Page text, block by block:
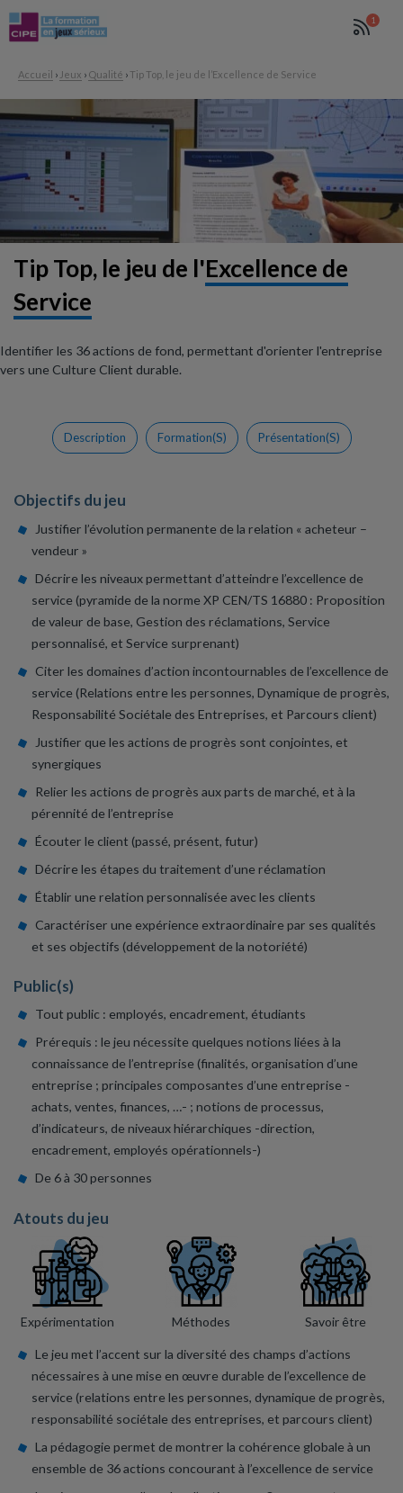
1
Accueil › Jeux › Qualité › Tip Top, le jeu de l’Excellence de Service
Tip Top, le jeu de l'Excellence de
Service
Identifier les 36 actions de fond, permettant d'orienter l'entreprise
vers une Culture Client durable.
Description Formation(s) Présentation(s)
Objectifs du jeu
Justifier l’évolution permanente de la relation « acheteur –
vendeur »
Décrire les niveaux permettant d’atteindre l’excellence de
service (pyramide de la norme XP CEN/TS 16880 : Proposition
de valeur de base, Gestion des réclamations, Service
personnalisé, et Service surprenant)
Citer les domaines d’action incontournables de l’excellence de
service (Relations entre les personnes, Dynamique de progrès,
Responsabilité Sociétale des Entreprises, et Parcours client)
Justifier que les actions de progrès sont conjointes, et
synergiques
Relier les actions de progrès aux parts de marché, et à la
pérennité de l’entreprise
Écouter le client (passé, présent, futur)
Décrire les étapes du traitement d’une réclamation
Établir une relation personnalisée avec les clients
Caractériser une expérience extraordinaire par ses qualités
et ses objectifs (développement de la notoriété)
Public(s)
Tout public : employés, encadrement, étudiants
Prérequis : le jeu nécessite quelques notions liées à la
connaissance de l’entreprise (finalités, organisation d’une
entreprise ; principales composantes d’une entreprise -
achats, ventes, finances, …- ; notions de processus,
d’indicateurs, de niveaux hiérarchiques -direction,
encadrement, employés opérationnels-)
De 6 à 30 personnes
Atouts du jeu
Expérimentation Méthodes Savoir être
Le jeu met l’accent sur la diversité des champs d’actions
nécessaires à une mise en œuvre durable de l’excellence de
service (relations entre les personnes, dynamique de progrès,
responsabilité sociétale des entreprises, et parcours client)
La pédagogie permet de montrer la cohérence globale à un
ensemble de 36 actions concourant à l’excellence de service